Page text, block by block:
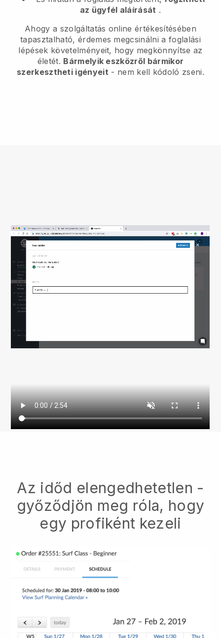
az ügyfél aláírását .
Ahogy a szolgáltatás online értékesítésében
tapasztalható, érdemes megcsinálni a foglalási
lépések követelményeit, hogy megkönnyítse az
életét. Bármelyik eszközről bármikor
szerkesztheti igényeit - nem kell kódoló zseni.
Az időd elengedhetetlen -
győződjön meg róla, hogy
egy profiként kezeli